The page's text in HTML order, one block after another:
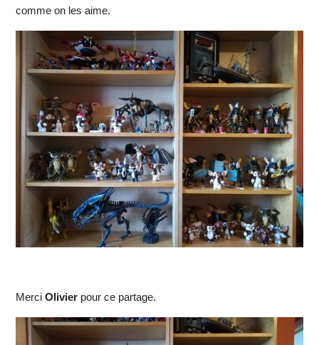
comme on les aime.
Merci Olivierpour ce partage.